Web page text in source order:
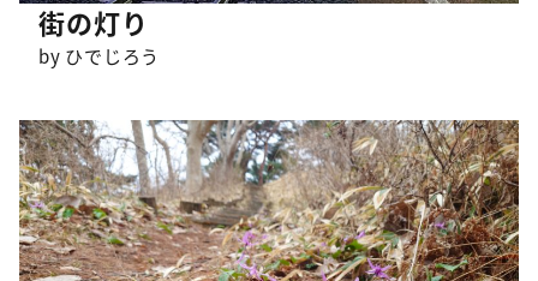
街の灯り
by ひでじろう